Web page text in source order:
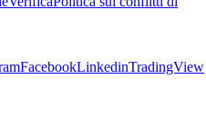
FacebookLinkedinTradingView